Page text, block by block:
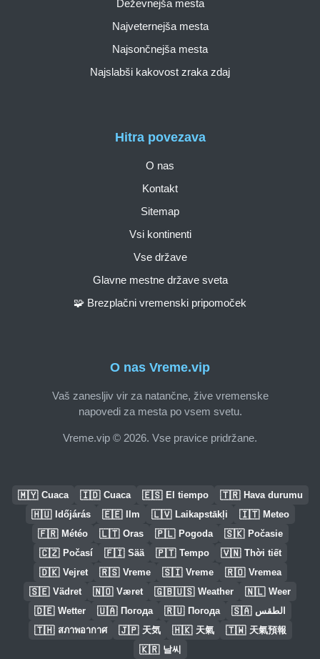
O nas Vreme.vip
Vaš zanesljiv vir za natančne, žive vremenske
napovedi za mesta po vsem svetu.
Vreme.vip © 2026. Vse pravice pridržane.
Hitra povezava
O nas
Kontakt
Sitemap
Vsi kontinenti
Vse države
Glavne mestne države sveta
🧩 Brezplačni vremenski pripomoček
Deževnejša mesta
Najveternejša mesta
Najsončnejša mesta
Najslabši kakovost zraka zdaj
🇲🇾 Cuaca 🇮🇩 Cuaca 🇪🇸 El tiempo 🇹🇷 Hava durumu
🇭🇺 Időjárás 🇪🇪 Ilm 🇱🇻 Laikapstākļi 🇮🇹 Meteo
🇫🇷 Météo 🇱🇹 Oras 🇵🇱 Pogoda 🇸🇰 Počasie
🇨🇿 Počasí 🇫🇮 Sää 🇵🇹 Tempo 🇻🇳 Thời tiết
🇩🇰 Vejret 🇷🇸 Vreme 🇸🇮 Vreme 🇷🇴 Vremea
🇸🇪 Vädret 🇳🇴 Været 🇬🇧🇺🇸 Weather 🇳🇱 Weer
🇩🇪 Wetter 🇺🇦 Погода 🇷🇺 Погода 🇸🇦 الطقس
🇹🇭 สภาพอากาศ 🇯🇵 天気 🇭🇰 天氣 🇹🇼 天氣預報
🇰🇷 날씨